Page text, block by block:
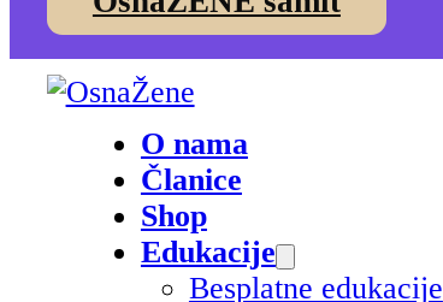
O nama
Članice
Shop
Edukacije
Besplatne edukacije